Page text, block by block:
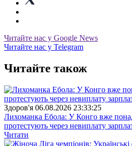
Читайте нас у Google News
Читайте нас у Telegram
Читайте також
Здоров'я 06.08.2026 23:33:25
Лихоманка Ебола: У Конго вже
протестують через невиплату
Читати